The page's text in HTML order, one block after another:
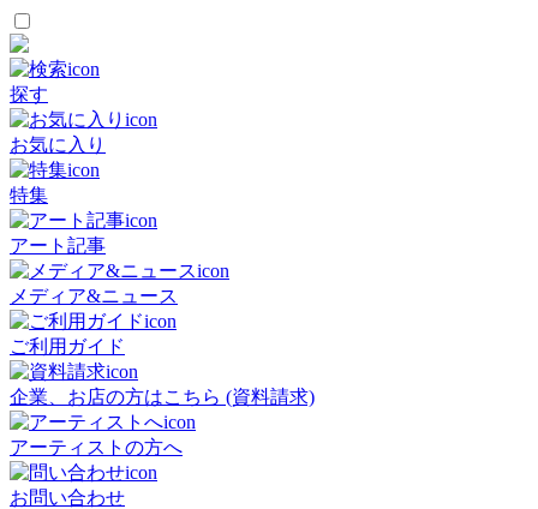
探す
お気に入り
特集
アート記事
メディア&ニュース
ご利用ガイド
企業、お店の方はこちら (資料請求)
アーティストの方へ
お問い合わせ